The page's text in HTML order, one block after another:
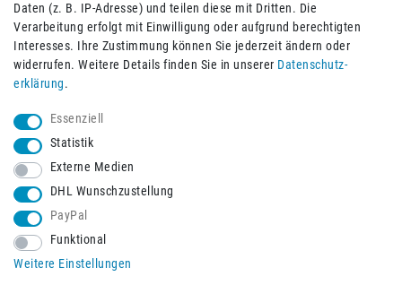
Impressum Daten­schutz­erklärung AGB
Daten (z. B. IP-Adresse) und teilen diese mit Dritten. Die
Verarbeitung erfolgt mit Einwilligung oder aufgrund berechtigten
Interesses. Ihre Zustimmung können Sie jederzeit ändern oder
widerrufen. Weitere Details finden Sie in unserer Daten­schutz­
erklärung.
Essenziell
Statistik
Externe Medien
DHL Wunschzustellung
PayPal
Funktional
Weitere Einstellungen